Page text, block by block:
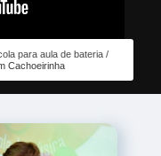
para aula de bateria
Cachoeirinha